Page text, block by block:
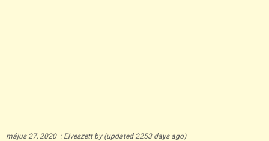
május 27, 2020: Elveszett by (updated 2253 days ago)